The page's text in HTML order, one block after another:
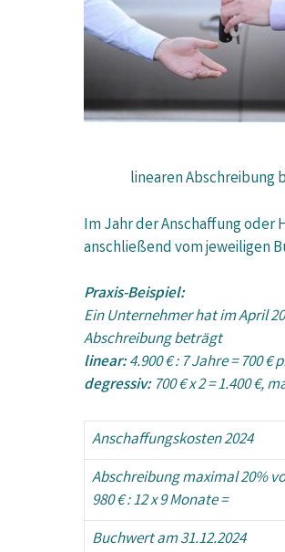
linearen Abschreibung
Im Jahr der Anschaffung
anschließend vom jeweiligen
Praxis-Beispiel:
Ein Unternehmer hat im April
Abschreibung beträgt
linear:4.900 € : 7 Jahre = 700 €
degressiv:700 € x 2 = 1.400 €,
Anschaffungskosten 2024
Abschreibung maximal 20%
980 € : 12 x 9 Monate =
Buchwert am 31.12.2024